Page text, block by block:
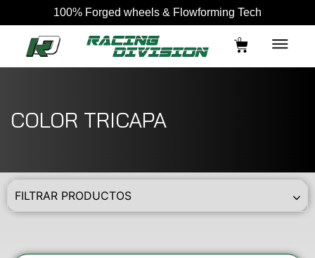
100% Forged wheels & Flowforming Tech
0
COLOR TRICAPA
FILTRAR PRODUCTOS